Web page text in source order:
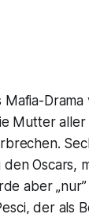
Mafia-
Mutter aller
denOscars,
aber
der als